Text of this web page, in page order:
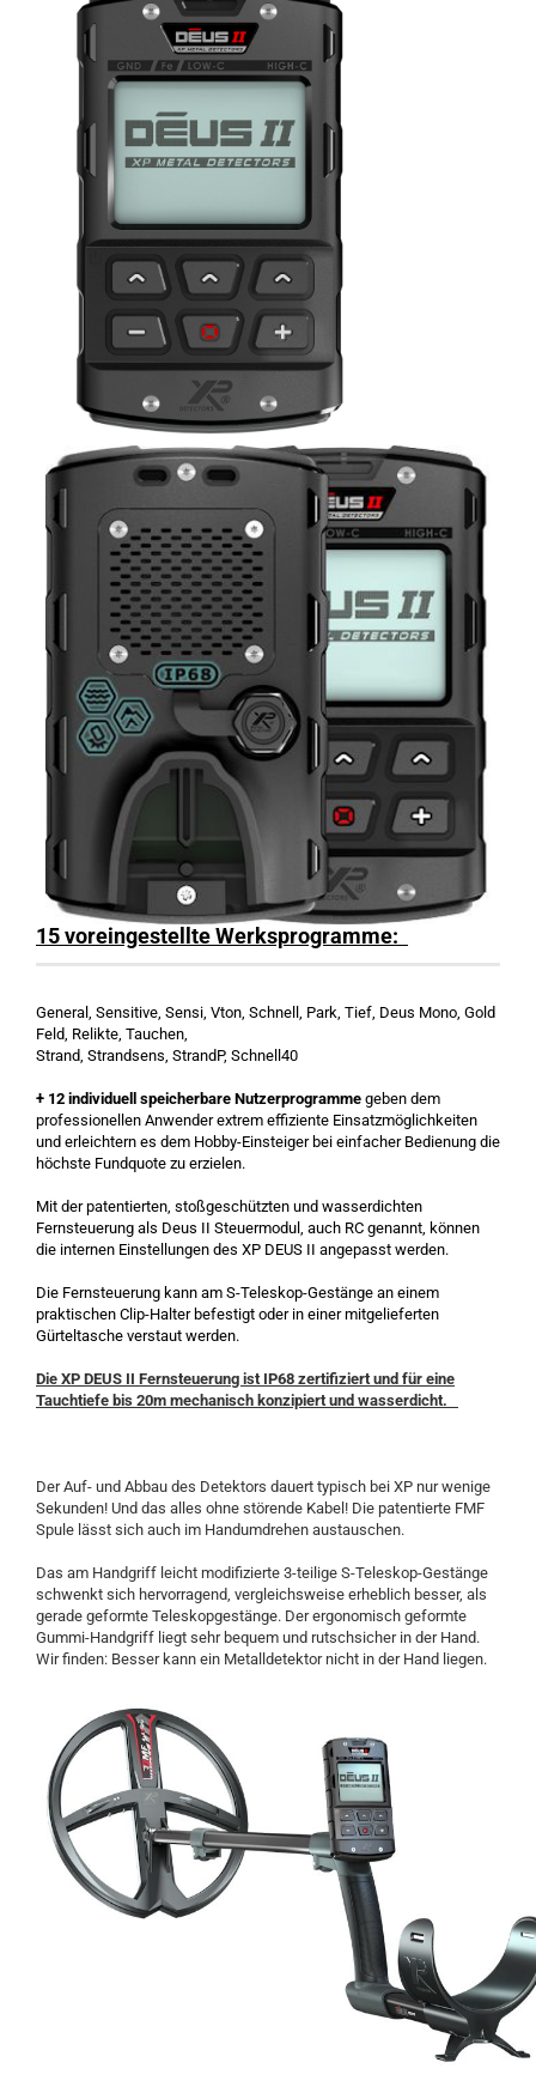
15 voreingestellte Werksprogramme:
General, Sensitive, Sensi, Vton, Schnell, Park, Tief, Deus Mono, Gold
Feld, Relikte, Tauchen,
Strand, Strandsens, StrandP, Schnell40
+ 12 individuell speicherbare Nutzerprogramme geben dem
professionellen Anwender extrem effiziente Einsatzmöglichkeiten
und erleichtern es dem Hobby-Einsteiger bei einfacher Bedienung die
höchste Fundquote zu erzielen.
Mit der patentierten, stoßgeschützten und wasserdichten
Fernsteuerung als Deus II Steuermodul, auch RC genannt, können
die internen Einstellungen des XP DEUS II angepasst werden.
Die Fernsteuerung kann am S-Teleskop-Gestänge an einem
praktischen Clip-Halter befestigt oder in einer mitgelieferten
Gürteltasche verstaut werden.
Die XP DEUS II Fernsteuerung ist IP68 zertifiziert und für eine
Tauchtiefe bis 20m mechanisch konzipiert und wasserdicht.
Der Auf- und Abbau des Detektors dauert typisch bei XP nur wenige
Sekunden! Und das alles ohne störende Kabel! Die patentierte FMF
Spule lässt sich auch im Handumdrehen austauschen.
Das am Handgriff leicht modifizierte 3-teilige S-Teleskop-Gestänge
schwenkt sich hervorragend, vergleichsweise erheblich besser, als
gerade geformte Teleskopgestänge. Der ergonomisch geformte
Gummi-Handgriff liegt sehr bequem und rutschsicher in der Hand.
Wir finden: Besser kann ein Metalldetektor nicht in der Hand liegen.